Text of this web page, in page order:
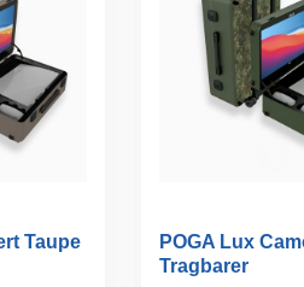
Taupe
POGA Lux
Tragbarer